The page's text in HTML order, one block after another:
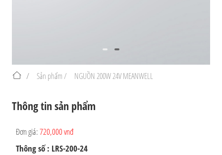
/ Sản phẩm / NGUỒN 200W 24V MEANWELL
Thông tin sản phẩm
Đơn giá:720,000 vnđ
Thông số : LRS-200-24